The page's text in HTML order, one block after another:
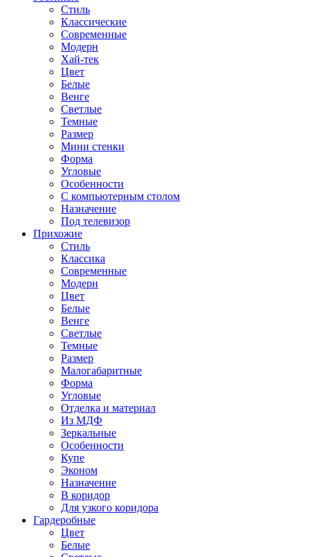
Стиль
Классические
Современные
Модерн
Хай-тек
Цвет
Белые
Венге
Светлые
Темные
Размер
Мини стенки
Форма
Угловые
Особенности
С компьютерным столом
Назначение
Под телевизор
Прихожие
Стиль
Классика
Современные
Модерн
Цвет
Белые
Венге
Светлые
Темные
Размер
Малогабаритные
Форма
Угловые
Отделка и материал
Из МДФ
Зеркальные
Особенности
Купе
Эконом
Назначение
В коридор
Для узкого коридора
Гардеробные
Цвет
Белые